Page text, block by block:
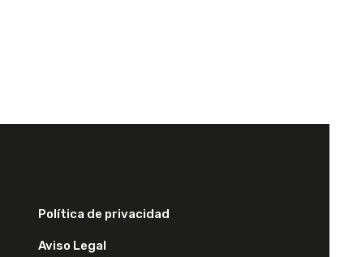
Política de privacidad
Aviso Legal